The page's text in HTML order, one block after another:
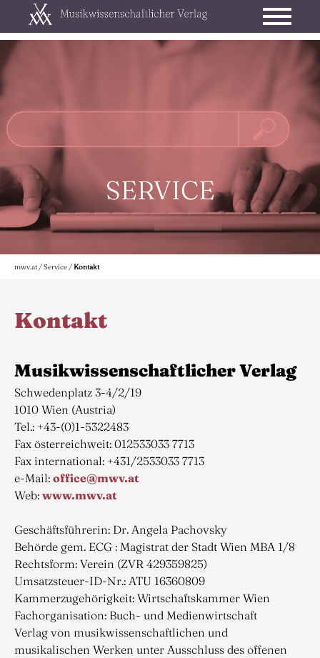
SERVICE
mwv.at /Service /Kontakt
Kontakt
Musikwissenschaftlicher Verlag
Schwedenplatz 3-4/2/19
1010 Wien (Austria)
Tel.: +43-(0)1-5322483
Fax österreichweit: 012533033 7713
Fax international: +431/2533033 7713
e-Mail: office@mwv.at
Web: www.mwv.at
Geschäftsführerin: Dr. Angela Pachovsky
Behörde gem. ECG : Magistrat der Stadt Wien MBA 1/8
Rechtsform: Verein (ZVR 429359825)
Umsatzsteuer-ID-Nr.: ATU 16360809
Kammerzugehörigkeit: Wirtschaftskammer Wien
Fachorganisation: Buch- und Medienwirtschaft
Verlag von musikwissenschaftlichen und
musikalischen Werken unter Ausschluss des offenen